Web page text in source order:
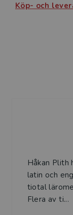
Köp- och
Håkan Plith
latin och
tiotal
Flera av ti...